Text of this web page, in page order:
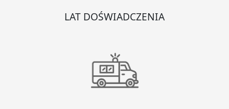
LAT DOŚWIADCZENIA